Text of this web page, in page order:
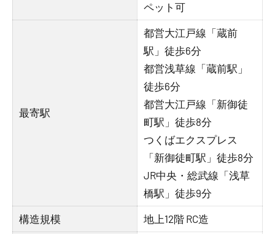
ペット可
最寄駅
都営大江戸線「蔵前
駅」徒歩6分
都営浅草線「蔵前駅」
徒歩6分
都営大江戸線「新御徒
町駅」徒歩8分
つくばエクスプレス
「新御徒町駅」徒歩8分
JR中央・総武線「浅草
橋駅」徒歩9分
構造規模 地上12階 RC造